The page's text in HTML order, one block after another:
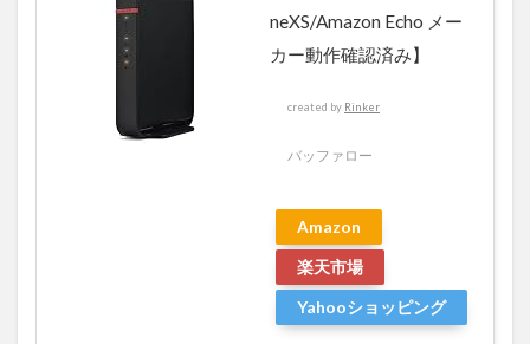
neXS/Amazon Echo メー
カー動作確認済み】
created by Rinker
バッファロー
Amazon
楽天市場
Yahooショッピング